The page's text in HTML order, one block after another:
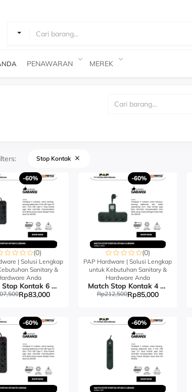
Cari Barang
PENAWARAN MEREK
Stop Kontak
-60%
(0)
| Solusi Lengkap
Sanitary &
Anda
Match Stop Kontak 6 Lubang USB 2M
Rp83,000
-60%
(0)
PAP Hardware | Solusi Lengkap
untuk Kebutuhan Sanitary &
Hardware Anda
Match Stop Kontak 4 Lubang 8024#
Rp212,500Rp85,000
-60% -60%